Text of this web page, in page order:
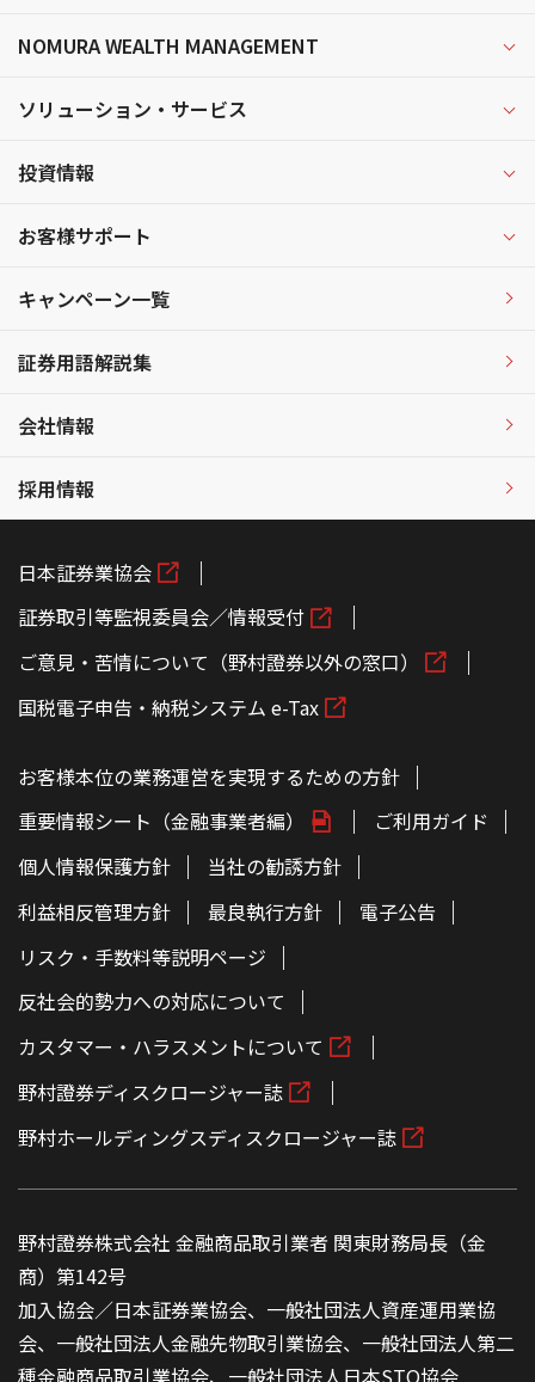
NOMURA WEALTH MANAGEMENT
ソリューション・サービス
投資情報
お客様サポート
キャンペーン一覧
証券用語解説集
会社情報
採用情報
日本証券業協会
証券取引等監視委員会／情報受付
ご意見・苦情について（野村證券以外の窓口）
国税電子申告・納税システム e-Tax
お客様本位の業務運営を実現するための方針
重要情報シート（金融事業者編）
ご利用ガイド
個人情報保護方針
当社の勧誘方針
利益相反管理方針
最良執行方針
電子公告
リスク・手数料等説明ページ
反社会的勢力への対応について
カスタマー・ハラスメントについて
野村證券ディスクロージャー誌
野村ホールディングスディスクロージャー誌
野村證券株式会社 金融商品取引業者 関東財務局長（金
商）第142号
加入協会／日本証券業協会、一般社団法人資産運用業協
会、一般社団法人金融先物取引業協会、一般社団法人第二